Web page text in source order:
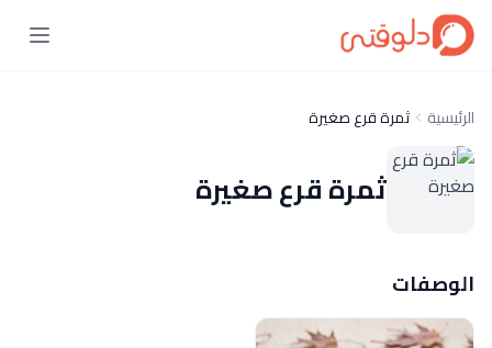
الرئيسية ثمرة قرع صغيرة
ثمرة قرع صغيرة
الوصفات